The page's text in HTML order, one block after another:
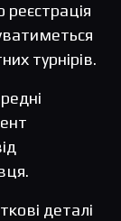
турнірів.
деталі